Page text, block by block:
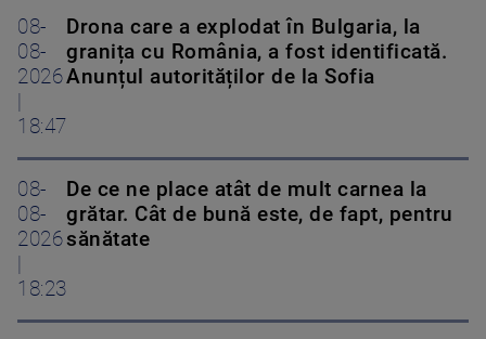
08-
08-
2026
18:47
Drona care a explodat în Bulgaria, la
granița cu România, a fost identificată.
Anunțul autorităților de la Sofia
08-
08-
2026
18:23
De ce ne place atât de mult carnea la
grătar. Cât de bună este, de fapt, pentru
sănătate